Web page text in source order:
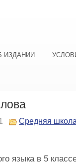
ИЗДАНИИ
Средняя
языка в 5